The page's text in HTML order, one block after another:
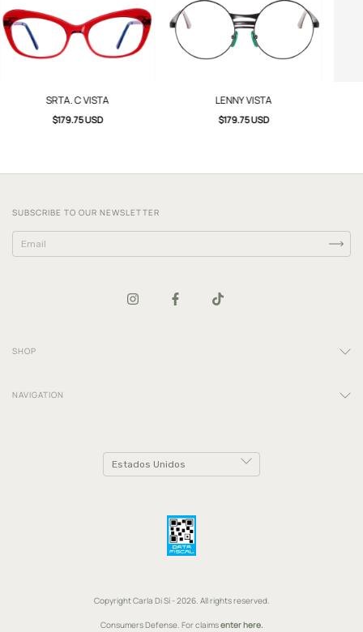
SRTA. C VISTA
$179.75 USD
LENNY VISTA
$179.75 USD
SUBSCRIBE TO OUR NEWSLETTER
SHOP
NAVIGATION
Copyright Carla Di Sí - 2026. All rights reserved.
Consumers Defense. For claimsenter here.